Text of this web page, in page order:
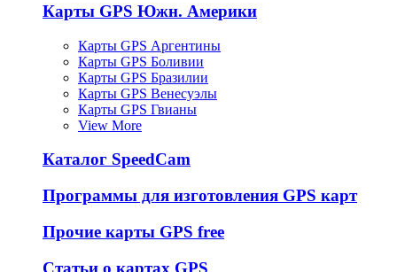
Карты GPS Южн. Америки
Карты GPS Аргентины
Карты GPS Боливии
Карты GPS Бразилии
Карты GPS Венесуэлы
Карты GPS Гвианы
View More
Каталог SpeedCam
Программы для изготовления GPS карт
Прочие карты GPS free
Статьи о картах GPS